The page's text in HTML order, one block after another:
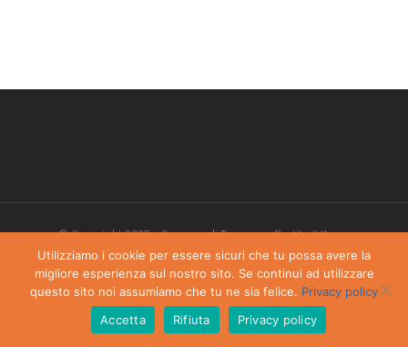
© Copyright 2025 - Comune di Torgnon - Partita IVA:
00405970070
Privacy Policy-Dichiarazione di accessibilità
Utilizziamo i cookie per essere sicuri che tu possa avere la
migliore esperienza sul nostro sito. Se continui ad utilizzare
questo sito noi assumiamo che tu ne sia felice. Privacy policy
Accetta
Rifiuta Privacy policy